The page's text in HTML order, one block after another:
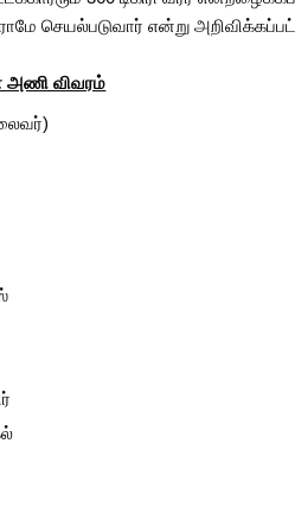
செயல்படுவார் என்று
அணி விவரம்